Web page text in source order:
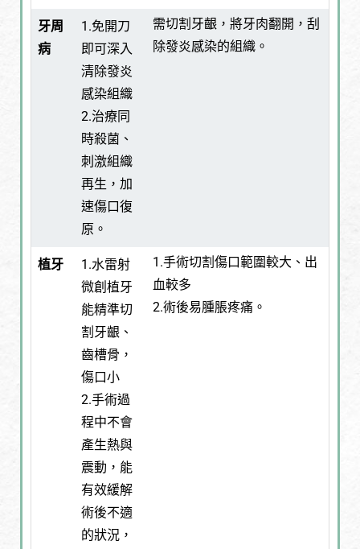
牙周
病
1.免開刀
即可深入
清除發炎
感染組織
2.治療同
時殺菌、
刺激組織
再生，加
速傷口復
原。
需切割牙齦，將牙肉翻開，刮
除發炎感染的組織。
植牙
1.水雷射
微創植牙
能精準切
割牙齦、
齒槽骨，
傷口小
2.手術過
程中不會
產生熱與
震動，能
有效緩解
術後不適
的狀況，
1.手術切割傷口範圍較大、出
血較多
2.術後易腫脹疼痛。